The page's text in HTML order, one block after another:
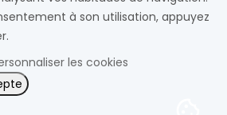
à son utilisation, appuyez
les cookies